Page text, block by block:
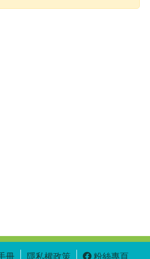
冊 隱私權政策 粉絲專頁